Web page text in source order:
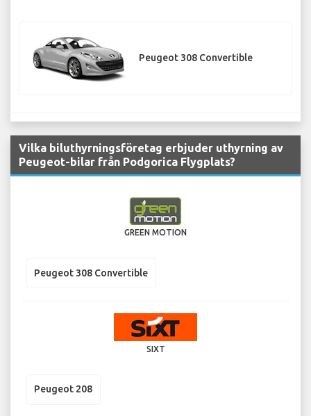
Peugeot 308 Convertible
Vilka biluthyrningsföretag erbjuder uthyrning av
Peugeot-bilar från Podgorica Flygplats?
GREEN MOTION
Peugeot 308 Convertible
SIXT
Peugeot 208